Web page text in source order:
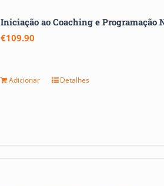
Iniciação ao Coaching e Programação
€109.90
Adicionar DetalhesReceba